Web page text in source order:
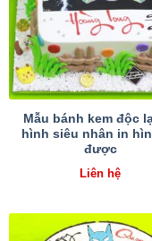
Mẫu bánh kem độc
hình siêu nhân in
được
Liên hệ